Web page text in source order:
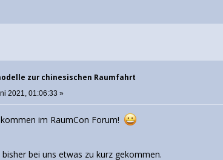
zur chinesischen Raumfahrt
2021, 01:06:33 »
im RaumCon Forum!
bei uns etwas zu kurz gekommen.